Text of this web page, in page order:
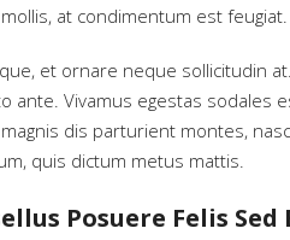
at condimentum est feugiat.
et ornare neque sollicitudin
ante. Vivamus egestas sodales
dis parturient montes,
quis dictum metus mattis.
Posuere Felis